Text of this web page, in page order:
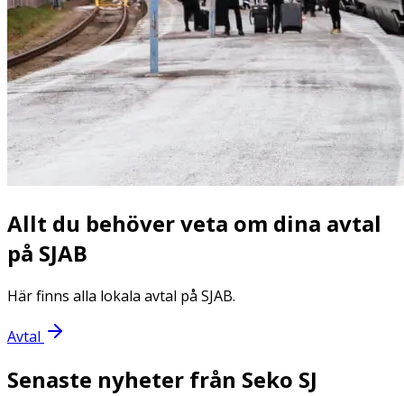
Allt du behöver veta om dina avtal
på SJAB
Här finns alla lokala avtal på SJAB.
Avtal
Senaste nyheter från Seko SJ